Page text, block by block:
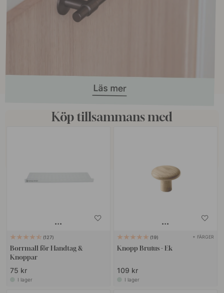
Köp tillsammans med
127
Borrmall för Handtag &
Knoppar
75 kr
I lager
19 + FÄRGER
Knopp Brutus - Ek
109 kr
I lager